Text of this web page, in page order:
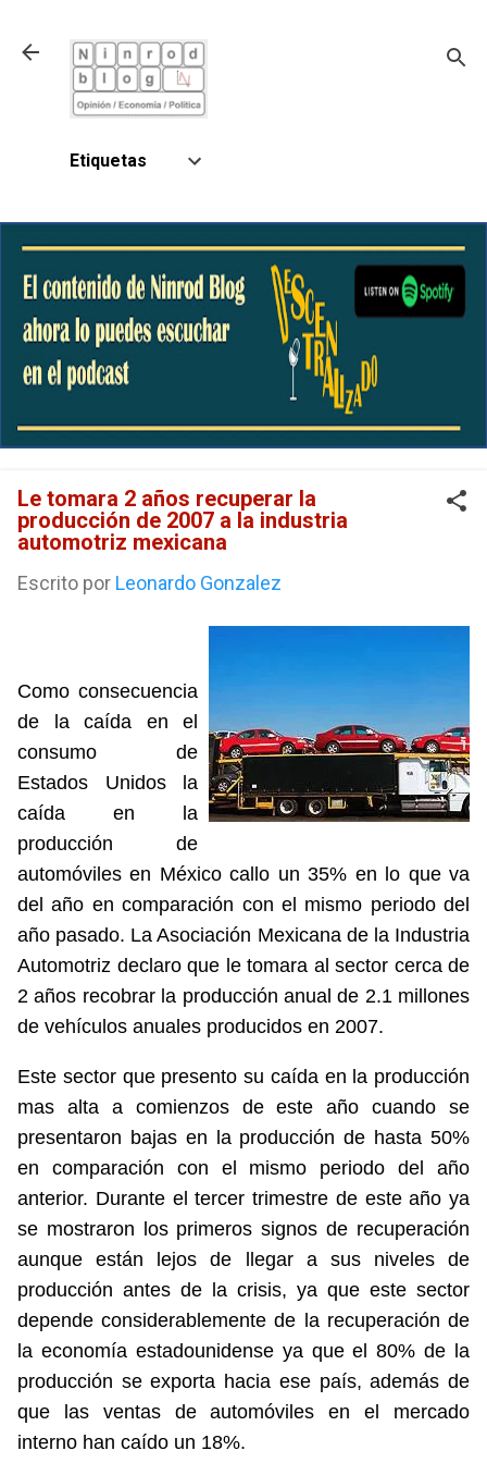
Etiquetas
Le tomara 2 años recuperar la
producción de 2007 a la industria
automotriz mexicana
Escrito por Leonardo Gonzalez
Como consecuencia
de la caída en el
consumo de
Estados Unidos la
caída en la
producción de
automóviles en México callo un 35% en lo que va
del año en comparación con el mismo periodo del
año pasado. La Asociación Mexicanade la Industria
Automotriz declaro que le tomara al sector cerca de
2 años recobrar la producción anual de 2.1 millones
de vehículos anuales producidos en 2007.
Este sector que presento su caída en la producción
mas alta a comienzos de este año cuando se
presentaron bajas en la producción de hasta 50%
en comparación con el mismo periodo del año
anterior. Durante el tercer trimestre de este año ya
se mostraron los primeros signos de recuperación
aunque están lejos de llegar a sus niveles de
producción antes de la crisis, ya que este sector
depende considerablemente de la recuperación de
la economía estadounidense ya que el 80% de la
producción se exporta hacia ese país, además de
que las ventas de automóviles en el mercado
interno han caído un 18%.